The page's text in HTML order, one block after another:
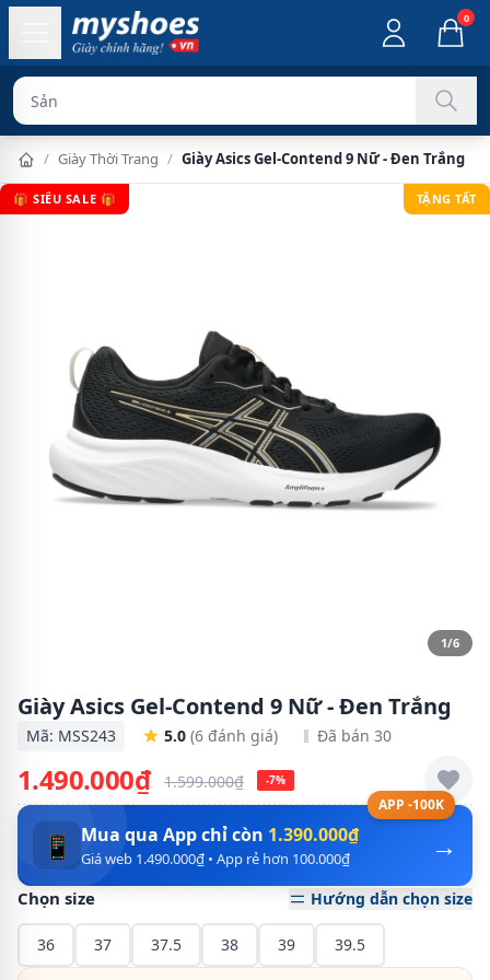
0
Sản phẩm chính
/ Giày Thời Trang / Giày Asics Gel-Contend 9 Nữ - Đen Trắng
🎁 SIÊU SALE 🎁 TẶNG TẤT
1/6
Giày Asics Gel-Contend 9 Nữ - Đen Trắng
Mã: MSS243 5.0 (6 đánh giá) Đã bán 30
1.490.000₫ 1.599.000₫ -7%
APP -100K
→
📱 Mua qua App chỉ còn 1.390.000₫
Giá web 1.490.000₫ • App rẻ hơn 100.000₫
Chọn size Hướng dẫn chọn size
36 37 37.5 38 39 39.5